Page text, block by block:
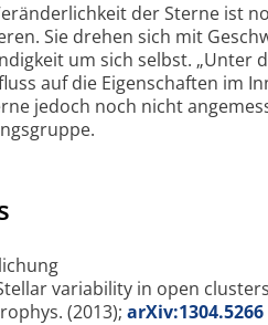
der Sterne ist
Sie drehen sich mit
um sich selbst.
auf die Eigenschaften im
jedoch noch nicht
variability in open
(2013);